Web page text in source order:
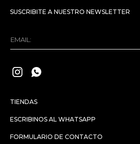
TIENDAS
ESCRIBINOS AL WHATSAPP
FORMULARIO DE CONTACTO
SUSCRIBITE A NUESTRO NEWSLETTER
 